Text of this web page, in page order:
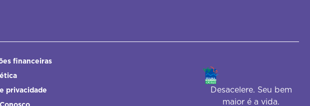
financeiras
privacidade
Desacelere. Seu bem
maior é a vida.